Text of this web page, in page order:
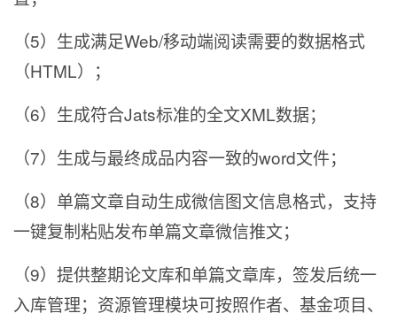
（5）生成满足Web/移动端阅读需要的数据格式
（HTML）；
（6）生成符合Jats标准的全文XML数据；
（7）生成与最终成品内容一致的word文件；
（8）单篇文章自动生成微信图文信息格式，支持
一键复制粘贴发布单篇文章微信推文；
（9）提供整期论文库和单篇文章库，签发后统一
入库管理；资源管理模块可按照作者、基金项目、